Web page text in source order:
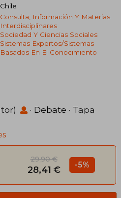
Chile
Consulta, Información Y Materias
Interdisciplinares
Sociedad Y Ciencias Sociales
Sistemas Expertos/sistemas
Basados En El Conocimiento
· Debate · Tapa
29,90 €
28,41 € -5%